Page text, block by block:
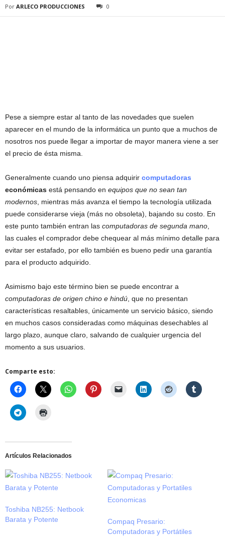
Por ARLECO PRODUCCIONES 0
Pese a siempre estar al tanto de las novedades que suelen
aparecer en el mundo de la informática un punto que a muchos de
nosotros nos puede llegar a importar de mayor manera viene a ser
el precio de ésta misma.
Generalmente cuando uno piensa adquirir computadoras
económicas está pensando en equipos que no sean tan
modernos , mientras más avanza el tiempo la tecnología utilizada
puede considerarse vieja (más no obsoleta), bajando su costo. En
este punto también entran las computadoras de segunda mano
las cuales el comprador debe chequear al más mínimo detalle para
evitar ser estafado, por ello también es bueno pedir una garantía
para el producto adquirido.
Asimismo bajo este término bien se puede encontrar a
computadoras de origen chino e hindú , que no presentan
características resaltables, únicamente un servicio básico, siendo
en muchos casos consideradas como máquinas desechables al
largo plazo, aunque claro, salvando de cualquier urgencia del
momento a sus usuarios.
Comparte esto:
Artículos Relacionados
Toshiba NB255: Netbook
Barata y Potente
Compaq Presario:
Computadoras y Portátiles